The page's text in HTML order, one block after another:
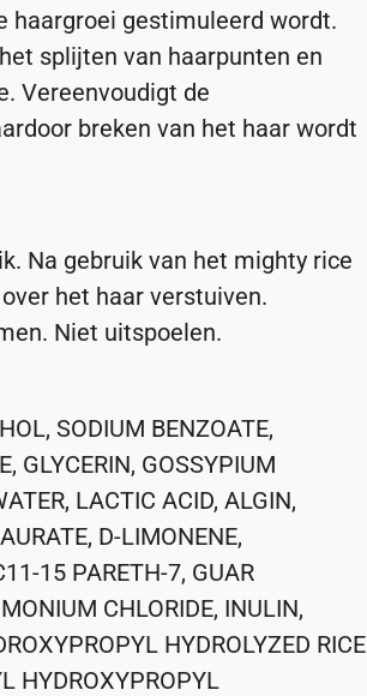
haargroei gestimuleerd wordt.
splijten van haarpunten en
Vereenvoudigt de
breken van het haar wordt
Na gebruik van het mighty rice
het haar verstuiven.
Niet uitspoelen.
SODIUM BENZOATE,
GLYCERIN, GOSSYPIUM
LACTIC ACID, ALGIN,
D-LIMONENE,
15 PARETH-7, GUAR
CHLORIDE, INULIN,
HYDROLYZED RICE
HYDROXYPROPYL